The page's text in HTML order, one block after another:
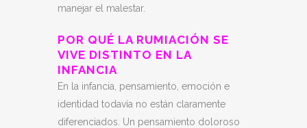
manejar el malestar.
POR QUÉ LA RUMIACIÓN SE
VIVE DISTINTO EN LA
INFANCIA
En la infancia, pensamiento, emoción e
identidad todavía no están claramente
diferenciados. Un pensamiento doloroso